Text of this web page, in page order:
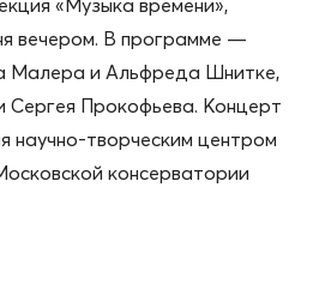
«Музыка времени»,
вечером. В программе —
Малера и Альфреда Шнитке,
Прокофьева. Концерт
научно-творческим центром
консерватории